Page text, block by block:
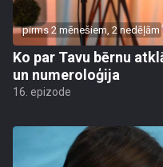
pirms 2 mēnešiem, 2 nedēļām
Ko par Tavu bērnu
un numeroloģija
16. epizode